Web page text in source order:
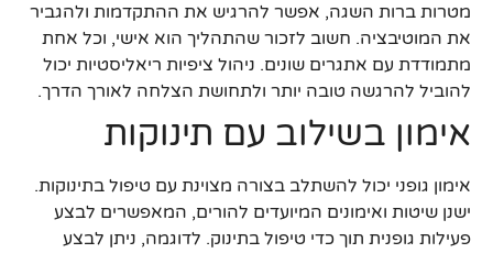
מטרות ברות השגה, אפשר להרגיש את ההתקדמות ולהגביר
את המוטיבציה. חשוב לזכור שהתהליך הוא אישי, וכל אחת
מתמודדת עם אתגרים שונים. ניהול ציפיות ריאליסטיות יכול
להוביל להרגשה טובה יותר ולתחושת הצלחה לאורך הדרך.
אימון בשילוב עם תינוקות
אימון גופני יכול להשתלב בצורה מצוינת עם טיפול בתינוקות.
ישנן שיטות ואימונים המיועדים להורים, המאפשרים לבצע
פעילות גופנית תוך כדי טיפול בתינוק. לדוגמה, ניתן לבצע